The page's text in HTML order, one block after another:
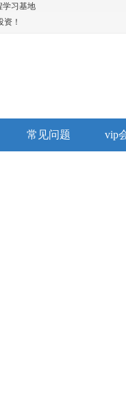
学习基地
！
常见问题 vip